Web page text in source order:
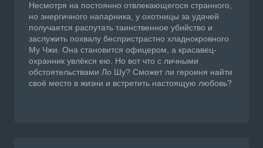
Несмотря на постоянно отвлекающегося странного,
но энергичного напарника, у охотницы за удачей
получается распутать таинственное убийство и
заслужить похвалу беспристрастно хладнокровного
Му Чжи. Она становится офицером, а красавец-
охранник увлёкся ею. Но вот что с личными
обстоятельствами Ло Шу? Сможет ли героиня найти
своё место в жизни и встретить настоящую любовь?